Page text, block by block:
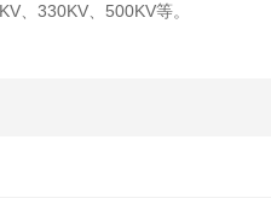
、330KV、500KV等。